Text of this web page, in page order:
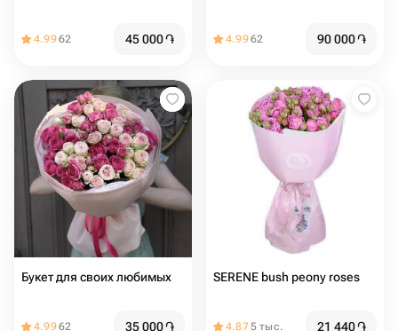
4.9962 45 000֏ 4.9962 90 000֏
Букет для своих любимых
4.9962 35 000֏
SERENE bush peony roses
4.875 тыс. 21 440֏